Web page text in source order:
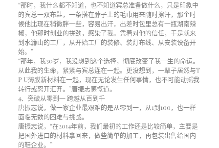
“那时，我什么都不知道，也不知道宾总准备做什么，只是印象中
的宾总一双布鞋，一条搭在脖子上的毛巾用来随时擦汗，那个时
候他比现在稍微胖一些，容易出汗，出差时包里总有一瓶湖南辣
椒，他那时创业的拼劲，感染了我。凭着对他的信任，于是就来
到水濂山的工厂，从开始工厂的装修、装灯布线、从安装设备开
始。”
“那年，我30岁，我没想到这个选择，彻底改变了我一生的命运。
从此我的生命，紧紧与宾总连在一起。更没想到，一辈子居然与T
P U薄膜新材料在一起，现在无论发生任何事情，也不可能动摇我
转行或离开汇齐。”唐振志感慨道。
4、突破从零到一 跨越从百到千
唐振志说，做一家企业最艰难的是从零到一，从1到100，也一样
面临无数的困难与挑战。
唐振志说，“在2014年前，我们最初的工作还是比较简单，主要是
把国外进口的材料拿回来，做些简单的加工，再包装出售给国内
的鞋企业。”